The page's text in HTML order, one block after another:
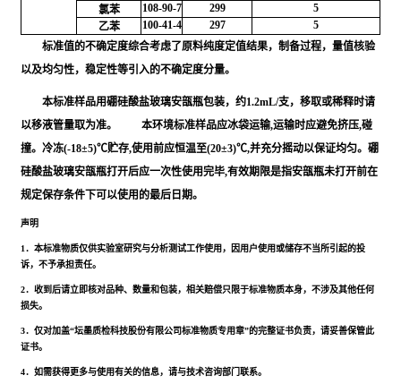
氯苯
108-90-7 299
5
乙苯
100-41-4 297
5
标准值的不确定度综合考虑了原料纯度定值结果，制备过程，量值核验
以及均匀性，稳定性等引入的不确定度分量。
本标准样品用硼硅酸盐玻璃安瓿瓶包装，约1.2mL/支，移取或稀释时请
以移液管量取为准。 本环境标准样品应冰袋运输,运输时应避免挤压,碰
撞。冷冻(-18±5)℃贮存,使用前应恒温至(20±3)℃,并充分摇动以保证均匀。硼
硅酸盐玻璃安瓿瓶打开后应一次性使用完毕,有效期限是指安瓿瓶未打开前在
规定保存条件下可以使用的最后日期。
声明
1．本标准物质仅供实验室研究与分析测试工作使用，因用户使用或储存不当所引起的投
诉，不予承担责任。
2．收到后请立即核对品种、数量和包装，相关赔偿只限于标准物质本身，不涉及其他任何
损失。
3．仅对加盖“坛墨质检科技股份有限公司标准物质专用章”的完整证书负责，请妥善保管此
证书。
4．如需获得更多与使用有关的信息，请与技术咨询部门联系。